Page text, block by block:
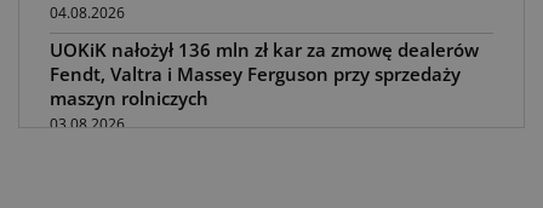
04.08.2026
UOKiK nałożył 136 mln zł kar za zmowę dealerów
Fendt, Valtra i Massey Ferguson przy sprzedaży
maszyn rolniczych
03.08.2026